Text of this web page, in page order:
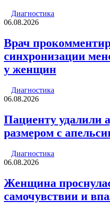
Диагностика
06.08.2026
Врач
синхронизации
у женщин
Диагностика
06.08.2026
Пациенту удалили
размером с
Диагностика
06.08.2026
Женщина
самочувствии и